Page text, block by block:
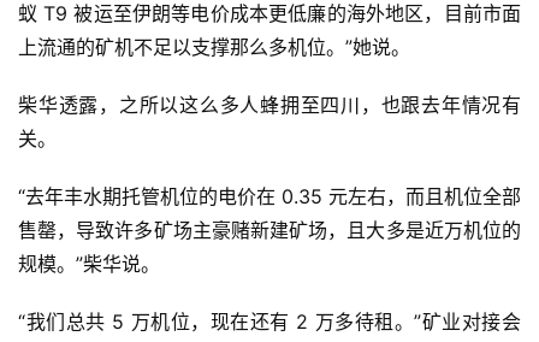
蚁 T9 被运至伊朗等电价成本更低廉的海外地区，目前市面
上流通的矿机不足以支撑那么多机位。”她说。
柴华透露，之所以这么多人蜂拥至四川，也跟去年情况有
关。
“去年丰水期托管机位的电价在 0.35 元左右，而且机位全部
售罄，导致许多矿场主豪赌新建矿场，且大多是近万机位的
规模。”柴华说。
“我们总共 5 万机位，现在还有 2 万多待租。”矿业对接会